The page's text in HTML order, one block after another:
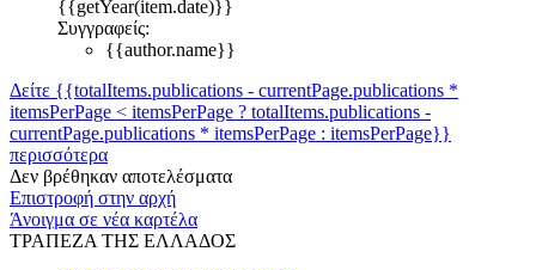
{{getYear(item.date)}}
Συγγραφείς:
{{author.name}}
Δείτε {{totalItems.publications - currentPage.publications *
itemsPerPage < itemsPerPage ? totalItems.publications -
currentPage.publications * itemsPerPage : itemsPerPage}}
περισσότερα
Δεν βρέθηκαν αποτελέσματα
Επιστροφή στην αρχή
Άνοιγμα σε νέα καρτέλα
ΤΡΑΠΕΖΑ ΤΗΣ ΕΛΛΑΔΟΣ